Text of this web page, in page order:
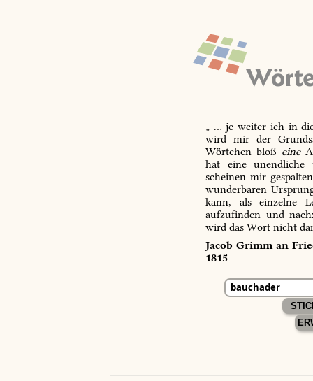
„ … je weiter ich in
wird mir der
Wörtchen bloß eine
hat eine unendliche
scheinen mir
wunderbaren
kann, als einzelne
aufzufinden und
wird das Wort nicht
Jacob Grimm an
1815